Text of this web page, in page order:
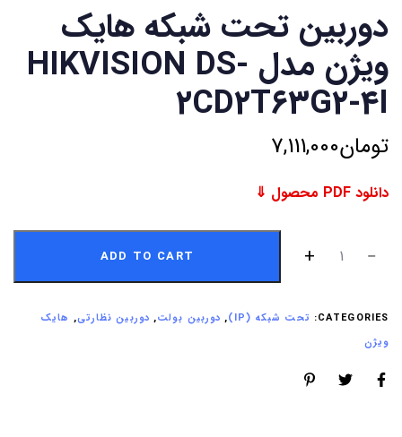
دوربین تحت شبکه هایک
ویژن مدل HIKVISION DS-
2CD2T63G2-4I
تومان7,111,000
دانلود PDF محصول ⇓
ADD TO CART
CATEGORIES: تحت شبکه (IP) , دوربین بولت, دوربین نظارتی, هایک
ویژن